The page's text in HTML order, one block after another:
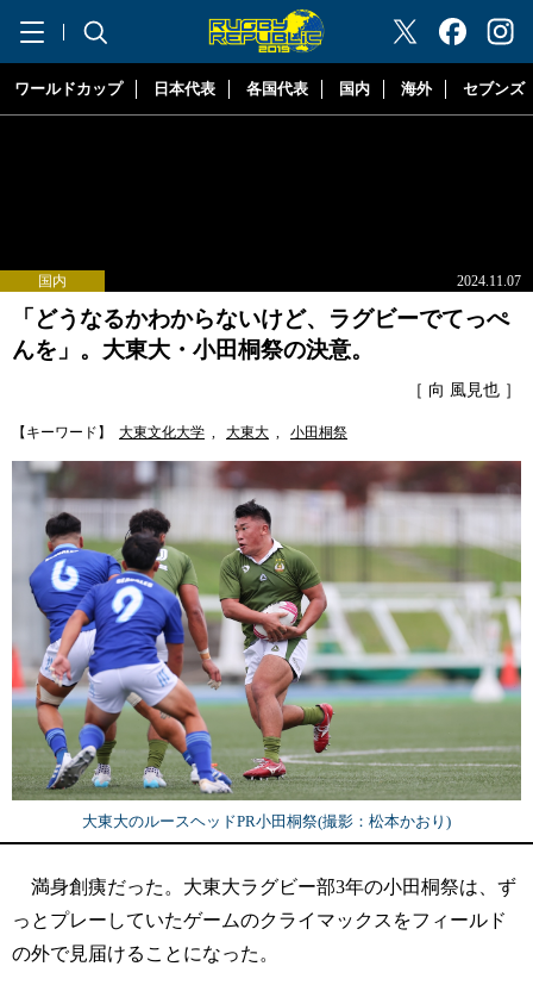
"ラグビーリパブリック"
ワールドカップ 日本代表 各国代表 国内 海外 セブンズ
国内 2024.11.07
「どうなるかわからないけど、ラグビーでてっぺ
んを」。大東大・小田桐祭の決意。
［ 向 風見也 ］
【キーワード】 大東文化大学 , 大東大 , 小田桐祭
大東大のルースヘッドPR小田桐祭(撮影：松本かおり)
満身創痍だった。大東大ラグビー部3年の小田桐祭は、ず
っとプレーしていたゲームのクライマックスをフィールド
の外で見届けることになった。